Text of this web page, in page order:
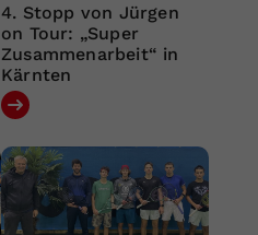
4. Stopp von Jürgen
on Tour: „Super
Zusammenarbeit“ in
Kärnten